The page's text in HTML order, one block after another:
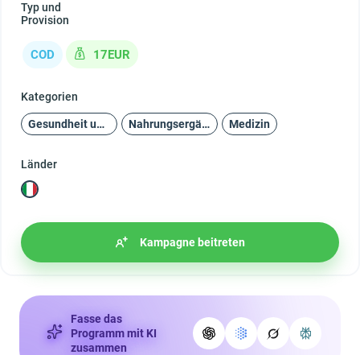
Typ und
Provision
COD 17EUR
Kategorien
Gesundheit und Schönheit Nahrungsergänzungsmittel Medizin
Länder
Kampagne beitreten
Fasse das
Programm mit KI
zusammen